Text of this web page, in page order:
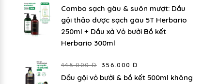
Combo sạch gàu & suôn mượt: Dầu
gội thảo dược sạch gàu 5T Herbario
250ml + Dầu xả Vỏ bưởi Bồ kết
Herbario 300ml
445.000 Đ 356.000 Đ
Dầu gội vỏ bưởi & bồ kết 500ml không